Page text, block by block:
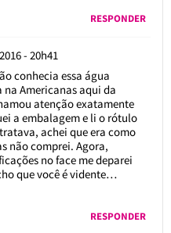
RESPONDER
- 20h41
conhecia essa água
na Americanas aqui da
atenção exatamente
a embalagem e li o rótulo
achei que era como
não comprei. Agora,
no face me deparei
que você é vidente…
RESPONDER